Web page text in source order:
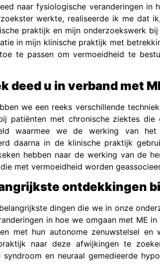
naar fysiologische veranderingen in
werkte, realiseerde ik me dat
praktijk en mijn onderzoekswerk
in mijn klinische praktijk met
te passen om vermoeidheid te
deed u in verband met
we een reeks verschillende
patiënten met chronische ziektes die
waarmee we de werking van
daarna in de klinische praktijk
hebben naar de werking van de
met vermoeidheid worden
ontdekkingen
dingen die we in onze
in hoe we omgaan met ME
met hun autonome zenuwstelsel
naar deze afwijkingen te
syndroom en neuraal gemedieerde